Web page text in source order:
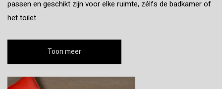
passen en geschikt zijn voor elke ruimte, zélfs de badkamer of
het toilet.
Toon meer